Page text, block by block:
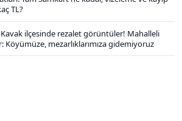
TL?
ilçesinde rezalet görüntüler! Mahalleli
Köyümüze, mezarlıklarımıza gidemiyoruz